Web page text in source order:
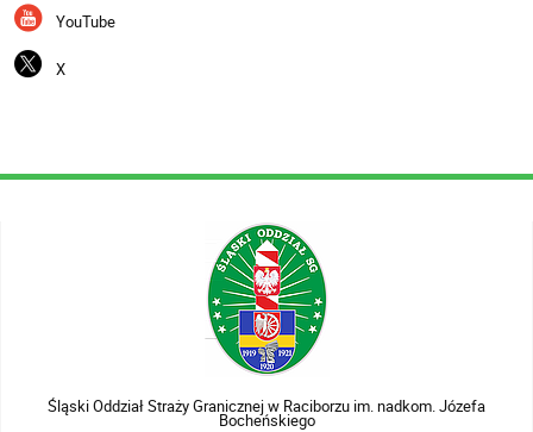
YouTube
X
Śląski Oddział Straży Granicznej w Raciborzu im. nadkom. Józefa
Bocheńskiego